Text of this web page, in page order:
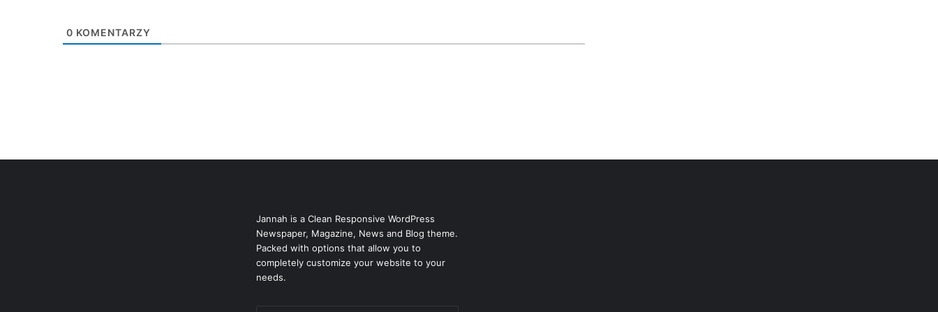
0 KOMENTARZY
Jannah is a Clean Responsive WordPress
Newspaper, Magazine, News and Blog theme.
Packed with options that allow you to
completely customize your website to your
needs.